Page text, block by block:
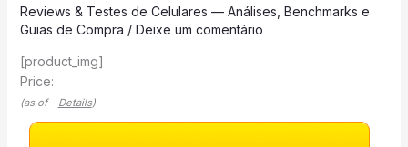
Reviews & Testes de Celulares — Análises, Benchmarks e
Guias de Compra / Deixe um comentário
[product_img]
Price:
(as of – Details)